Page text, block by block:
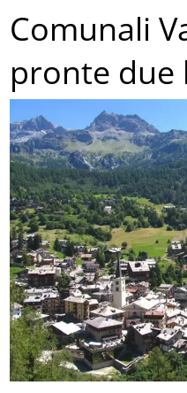
Comunali
pronte due